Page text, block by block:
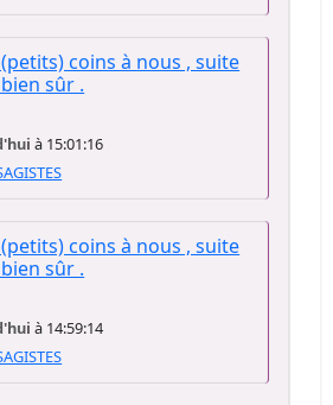
(petits) coins à nous , suite
sûr .
à 15:01:16
(petits) coins à nous , suite
sûr .
à 14:59:14